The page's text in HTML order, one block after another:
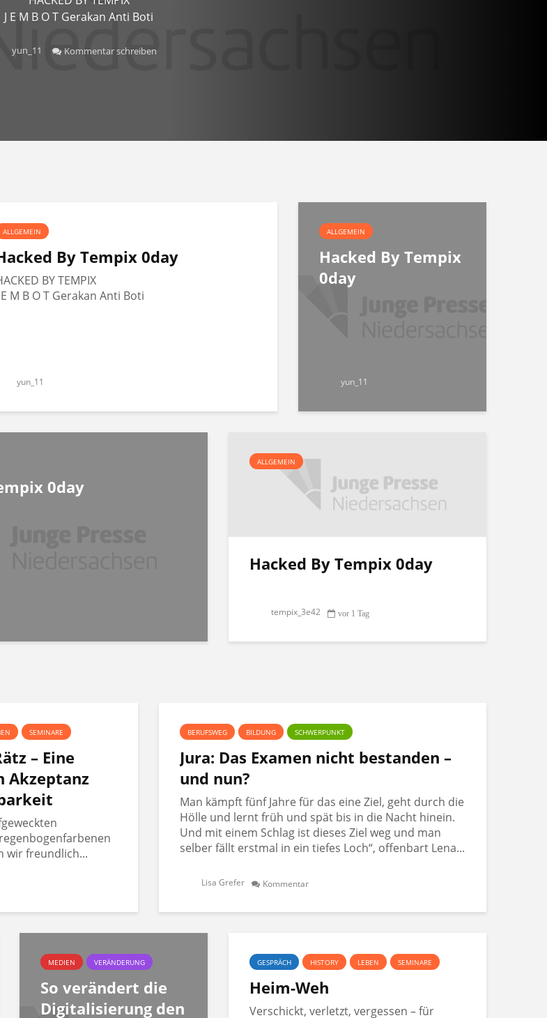
J E M B O T Gerakan Anti Boti
yun_11 Kommentar schreiben
ALLGEMEIN
By Tempix 0day
BY TEMPIX
E M B O T Gerakan Anti Boti
yun_11
ALLGEMEIN
Hacked By Tempix
0day
yun_11
0day
ALLGEMEIN
Hacked By Tempix 0day
tempix_3e42 vor 1 Tag
SEMINARE
– Eine
Akzeptanz
wir freundlich...
BERUFSWEG BILDUNG SCHWERPUNKT
Jura: Das Examen nicht bestanden –
und nun?
Man kämpft fünf Jahre für das eine Ziel, geht durch die
Hölle und lernt früh und spät bis in die Nacht hinein.
Und mit einem Schlag ist dieses Ziel weg und man
selber fällt erstmal in ein tiefes Loch“, offenbart Lena...
Lisa Grefer Kommentar
MEDIEN VERÄNDERUNG
So verändert die
Digitalisierung den
GESPRÄCH HISTORY LEBEN SEMINARE
Heim-Weh
Verschickt, verletzt, vergessen – für